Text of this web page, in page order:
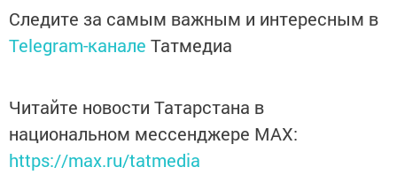
Следите за самым важным и интересным в
Telegram-канале Татмедиа
Читайте новости Татарстана в
национальном мессенджере MАХ:
https://max.ru/tatmedia